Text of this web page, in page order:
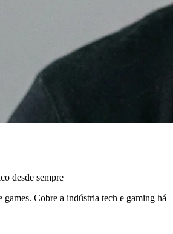
desde sempre
games. Cobre a indústria tech e gaming há